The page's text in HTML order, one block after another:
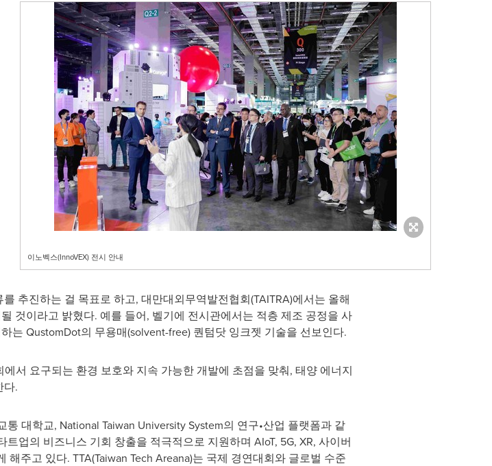
이노벡스(InnoVEX) 전시 안내
추진하는 걸 목표로 하고, 대만대외무역발전협회(TAITRA)에서는 올해
것이라고 밝혔다. 예를 들어, 벨기에 전시관에서는 적층 제조 공정을 사
는 QustomDot의 무용매(solvent-free) 퀀텀닷 잉크젯 기술을 선보인다.
서 요구되는 환경 보호와 지속 가능한 개발에 초점을 맞춰, 태양 에너지
다.
대학교, National Taiwan University System의 연구•산업 플랫폼과 같
업의 비즈니스 기회 창출을 적극적으로 지원하며 AIoT, 5G, XR, 사이버
주고 있다. TTA(Taiwan Tech Areana)는 국제 경연대회와 글로벌 수준